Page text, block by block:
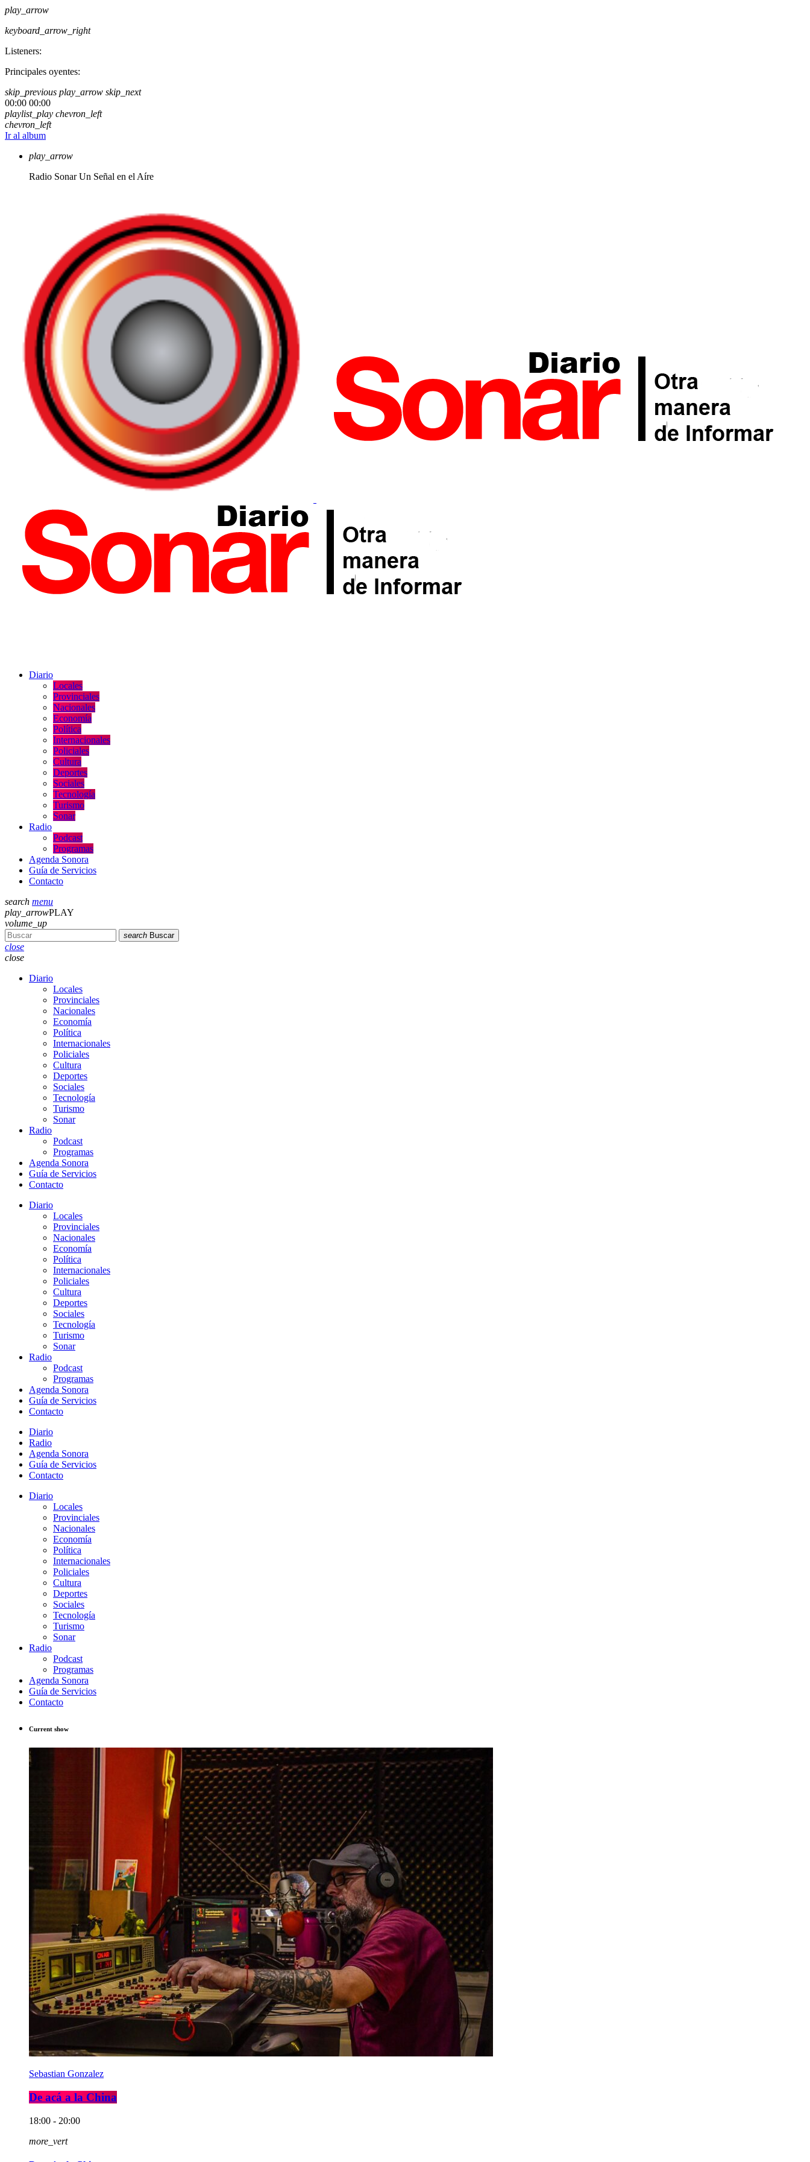
play_arrow
keyboard_arrow_right
Listeners:
Principales oyentes:
skip_previous play_arrow skip_next
00:00 00:00
playlist_play chevron_left
chevron_left
Ir al album
play_arrow
Radio Sonar Un Señal en el Aíre
Diario
Locales
Provinciales
Nacionales
Economía
Política
Internacionales
Policiales
Cultura
Deportes
Sociales
Tecnología
Turismo
Sonar
Radio
Podcast
Programas
Agenda Sonora
Guía de Servicios
Contacto
search menu
play_arrowPLAY
volume_up
search Buscar
close
close
Diario
Locales
Provinciales
Nacionales
Economía
Política
Internacionales
Policiales
Cultura
Deportes
Sociales
Tecnología
Turismo
Sonar
Radio
Podcast
Programas
Agenda Sonora
Guía de Servicios
Contacto
Diario
Locales
Provinciales
Nacionales
Economía
Política
Internacionales
Policiales
Cultura
Deportes
Sociales
Tecnología
Turismo
Sonar
Radio
Podcast
Programas
Agenda Sonora
Guía de Servicios
Contacto
Diario
Radio
Agenda Sonora
Guía de Servicios
Contacto
Diario
Locales
Provinciales
Nacionales
Economía
Política
Internacionales
Policiales
Cultura
Deportes
Sociales
Tecnología
Turismo
Sonar
Radio
Podcast
Programas
Agenda Sonora
Guía de Servicios
Contacto
Current show
Sebastian Gonzalez
De acá a la China
18:00 - 20:00
more_vert